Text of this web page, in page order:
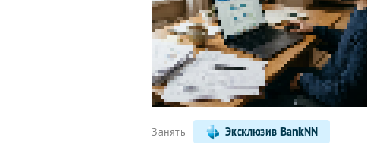
Занять Эксклюзив BankNN